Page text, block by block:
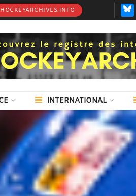
HOCKEYARCHIVES.INFO
INTERNATIONAL